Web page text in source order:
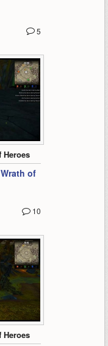
5
Heroes
of
10
0:45
Heroes